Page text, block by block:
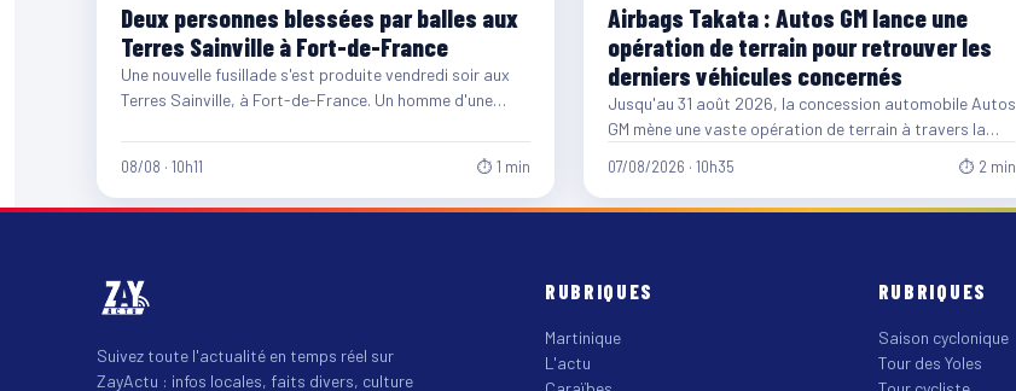
Deux personnes blessées par balles aux
Terres Sainville à Fort-de-France
Une nouvelle fusillade s'est produite vendredi soir aux
Terres Sainville, à Fort-de-France. Un homme d'une
08/08 · 10h11 ⏱ 1 min
Airbags Takata : Autos GM lance une
opération de terrain pour retrouver les
derniers véhicules concernés
Jusqu'au 31 août 2026, la concession automobile Autos
GM mène une vaste opération de terrain à travers la…
07/08/2026 · 10h35 ⏱ 2 min
Suivez toute l'actualité en temps réel sur
ZayActu : infos locales, faits divers, culture
RUBRIQUES
Martinique
L'actu
RUBRIQUES
Saison cyclonique
Tour des Yoles